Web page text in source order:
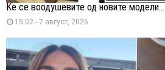
Ќе се воодушевите од новите модели...
15:02 - 7 август, 2026